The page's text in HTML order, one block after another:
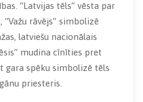
“Latvijas tēls” vēsta par
rāvējs” simbolizē
latviešu nacionālais
mudina cīnīties pret
gara spēku simbolizē tēls
priesteris.